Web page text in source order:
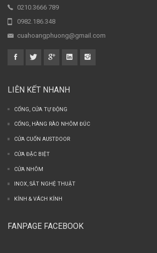
0210.3666 789
0982.186.348
cuahoangphuong@gmail.com
LIÊN KẾT NHANH
CỔNG, CỬA TỰ ĐỘNG
CỔNG, HÀNG RÀO NHÔM ĐÚC
CỬA CUỐN AUSTDOOR
CỬA ĐẶC BIỆT
CỬA NHÔM
INOX, SẮT NGHỆ THUẬT
KÍNH & VÁCH KÍNH
FANPAGE FACEBOOK